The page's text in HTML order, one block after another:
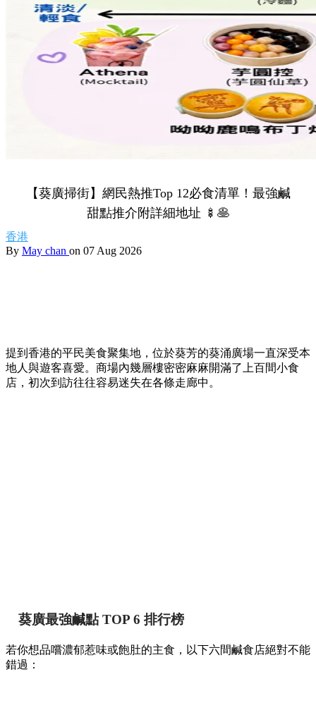
【葵廣掃街】網民熱推Top 12必食清單！最強鹹
甜點推介附詳細地址 🍢🥞
香港
By May chan on 07 Aug 2026
提到香港的平民美食聚集地，位於葵芳的葵涌廣場一直深受本
地人與遊客喜愛。商場內幾層樓密密麻麻開滿了上百間小食
店，初次到訪往往容易迷失在各條走廊中。
葵廣最強鹹點 TOP 6 排行榜
若你想品嚐濃郁惹味或飽肚的主食，以下六間鹹食店絕對不能
錯過：